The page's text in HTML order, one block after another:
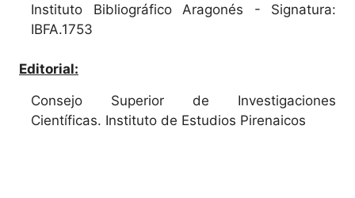
Instituto Bibliográfico Aragonés - Signatura:
IBFA.1753
Editorial:
Consejo Superior de Investigaciones
Científicas. Instituto de Estudios Pirenaicos